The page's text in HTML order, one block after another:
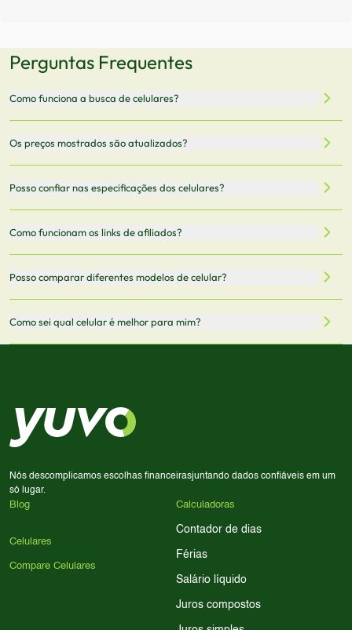
Perguntas Frequentes
Como funciona a busca de celulares?
armazenamento, memória RAM, bateria e conectividade
5G.
Os preços mostrados são atualizados?
vendedor antes de finalizar sua compra.
Posso confiar nas especificações dos celulares?
informações mais recentes de cada modelo.
Como funcionam os links de afiliados?
comissão sem custo adicional para você.
Posso comparar diferentes modelos de celular?
Sim! Você pode selecionar até 3 celulares para comparar
Como sei qual celular é melhor para mim?
processador e bateria são essenciais. Use nossos filtros
para encontrar o celular ideal.
Nós descomplicamos escolhas financeirasjuntando dados confiáveis em um
só lugar.
Blog
Celulares
Compare Celulares
Calculadoras
Contador de dias
Férias
Salário líquido
Juros compostos